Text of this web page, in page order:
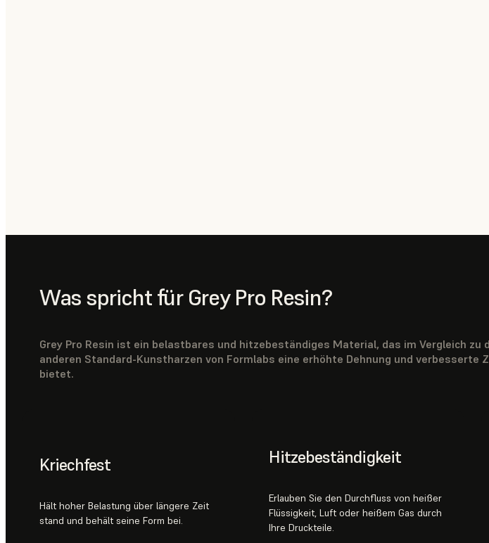
Was spricht für Grey Pro Resin?
Grey Pro Resin ist ein belastbares und hitzebeständiges Material, das im Vergleich zu
anderen Standard-Kunstharzen von Formlabs eine erhöhte Dehnung und verbesserte
bietet.
Kriechfest
Hält hoher Belastung über längere Zeit
stand und behält seine Form bei.
Hitzebeständigkeit
Erlauben Sie den Durchfluss von heißer
Flüssigkeit, Luft oder heißem Gas durch
Ihre Druckteile.